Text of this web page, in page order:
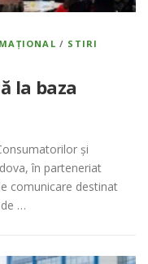
/ STIRI
la baza
și
în parteneriat
comunicare destinat
…